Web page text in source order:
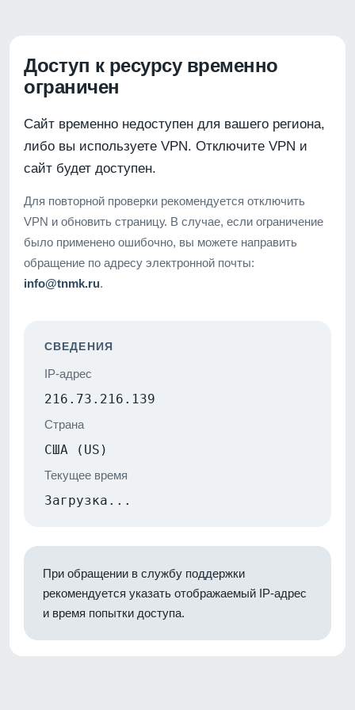
Доступ к ресурсу временно
ограничен
Сайт временно недоступен для вашего региона,
либо вы используете VPN. Отключите VPN и
сайт будет доступен.
Для повторной проверки рекомендуется отключить
VPN и обновить страницу. В случае, если ограничение
было применено ошибочно, вы можете направить
обращение по адресу электронной почты:
info@tnmk.ru.
СВЕДЕНИЯ
IP-адрес
216.73.216.139
Страна
США (US)
Текущее время
Загрузка...
При обращении в службу поддержки
рекомендуется указать отображаемый IP-адрес
и время попытки доступа.